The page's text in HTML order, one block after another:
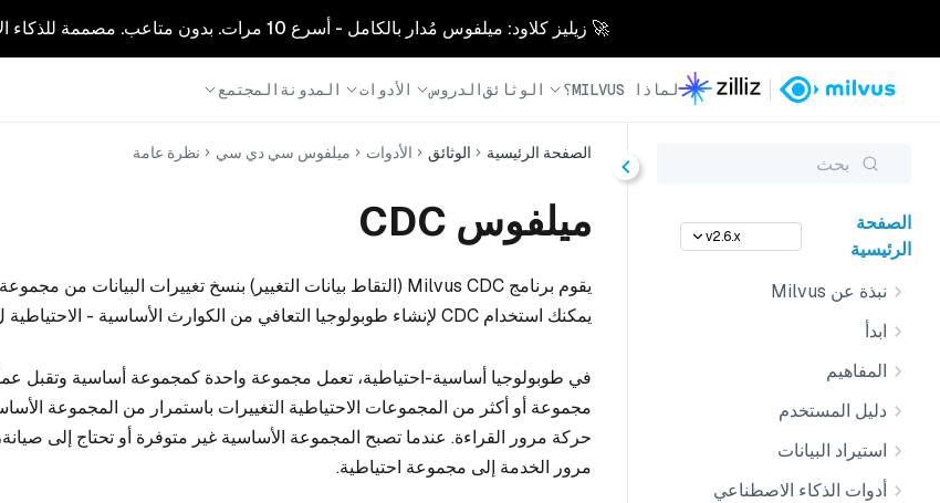
🚀 زيليز كلاود: ميلفوس مُدار بالكامل - أسرع 10 مرات. بدون متاعب. مصممة للذكاء الاصطناعي.
لماذا MILVUS؟ الوثائقالدروس الأدوات المدونة المجتمع
بحث
الصفحة
الرئيسية
v2.6.x
نبذة عن Milvus
ابدأ
المفاهيم
دليل المستخدم
استيراد البيانات
أدوات الذكاء الاصطناعي
الصفحة الرئيسية الوثائق الأدوات ميلفوس سي دي سي نظرة عامة
ميلفوس CDC
يمكنك استخدام CDC لإنشاء طوبولوجيا التعافي من الكوارث الأساسية - الاحتياطية ل Milvus.
في طوبولوجيا أساسية-احتياطية، تعمل مجموعة واحدة كمجموعة أساسية وتقبل
مجموعة أو أكثر من المجموعات الاحتياطية التغييرات باستمرار من المجموعة
حركة مرور القراءة. عندما تصبح المجموعة الأساسية غير متوفرة أو تحتاج إلى
مرور الخدمة إلى مجموعة احتياطية.